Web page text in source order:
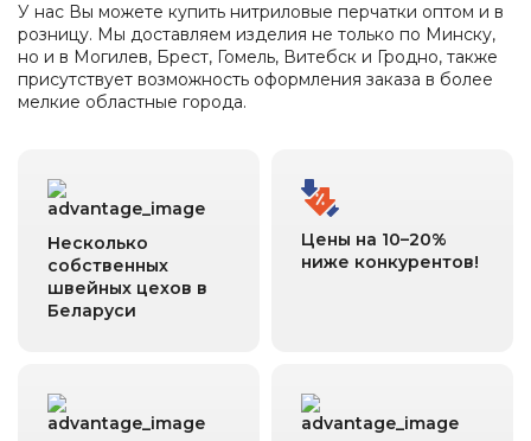
У нас Вы можете купить нитриловые перчатки оптом и в
розницу. Мы доставляем изделия не только по Минску,
но и в Могилев, Брест, Гомель, Витебск и Гродно, также
присутствует возможность оформления заказа в более
мелкие областные города.
Несколько
собственных
швейных цехов в
Беларуси
Цены на 10–20%
ниже конкурентов!